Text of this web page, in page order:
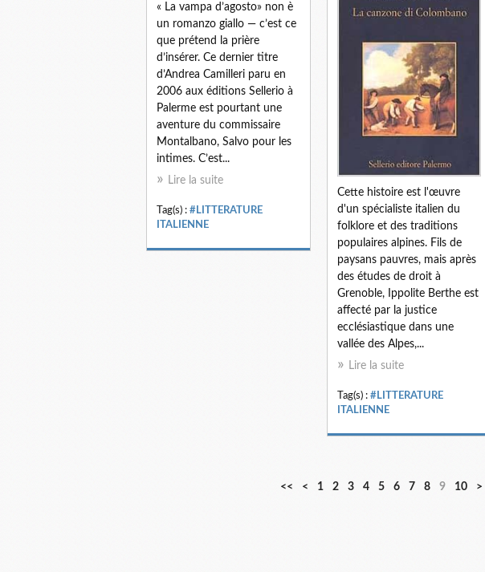
Cette histoire est l'œuvre
d'un spécialiste italien du
folklore et des traditions
populaires alpines. Fils de
paysans pauvres, mais après
des études de droit à
Grenoble, Ippolite Berthe est
affecté par la justice
ecclésiastique dans une
vallée des Alpes,...
Lire la suite
Tag(s) : #LITTERATURE
ITALIENNE
« La vampa d’agosto» non è
un romanzo giallo — c’est ce
que prétend la prière
d’insérer. Ce dernier titre
d’Andrea Camilleri paru en
2006 aux éditions Sellerio à
Palerme est pourtant une
aventure du commissaire
Montalbano, Salvo pour les
intimes. C’est...
Lire la suite
Tag(s) : #LITTERATURE
ITALIENNE
<< < 1 2 3 4 5 6 7 8 9 10 >